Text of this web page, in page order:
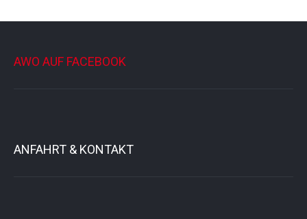
AWO AUF FACEBOOK
ANFAHRT & KONTAKT